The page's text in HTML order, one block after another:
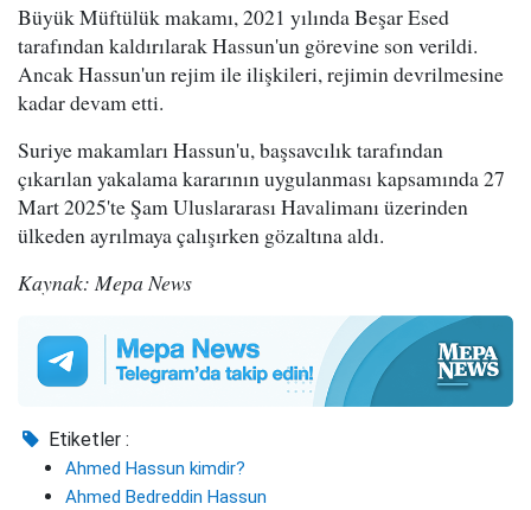
Büyük Müftülük makamı, 2021 yılında Beşar Esed
tarafından kaldırılarak Hassun'un görevine son verildi.
Ancak Hassun'un rejim ile ilişkileri, rejimin devrilmesine
kadar devam etti.
Suriye makamları Hassun'u, başsavcılık tarafından
çıkarılan yakalama kararının uygulanması kapsamında 27
Mart 2025'te Şam Uluslararası Havalimanı üzerinden
ülkeden ayrılmaya çalışırken gözaltına aldı.
Kaynak: Mepa News
Etiketler :
Ahmed Hassun kimdir?
Ahmed Bedreddin Hassun